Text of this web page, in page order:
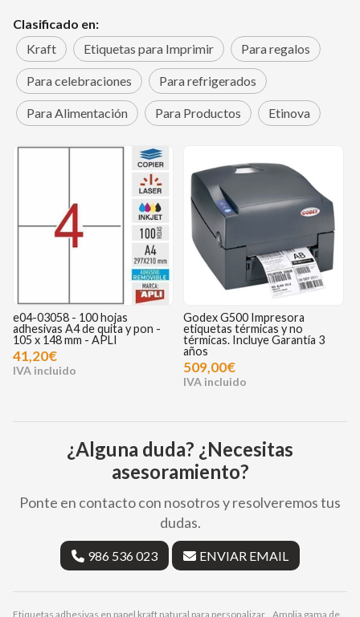
Etiquetas adhesivas en papel kraft natural para personalizar. . Amplia gama de
Clasificado en:
Kraft
Etiquetas para Imprimir Para regalos
Para celebraciones Para refrigerados
Para Alimentación Para Productos Etinova
e04-03058 - 100 hojas
adhesivas A4 de quita y pon -
105 x 148 mm - APLI
41,20€
Godex G500 Impresora
etiquetas térmicas y no
térmicas. Incluye Garantía 3
años
509,00€
¿Alguna duda? ¿Necesitas
asesoramiento?
Ponte en contacto con nosotros y resolveremos tus
dudas.
986 536 023 ENVIAR EMAIL